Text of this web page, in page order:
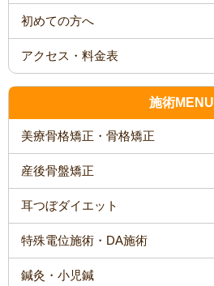
施術MENU
美療骨格矯正・骨格矯正
産後骨盤矯正
耳つぼダイエット
特殊電位施術・DA施術
鍼灸・小児鍼